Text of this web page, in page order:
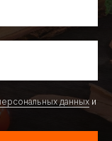
данных и